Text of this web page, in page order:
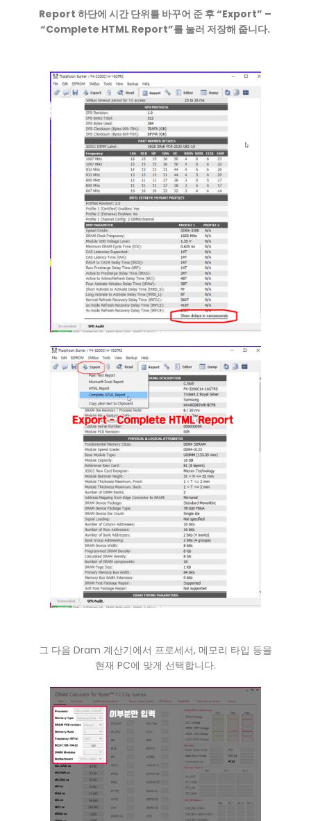
Report 하단에 시간 단위를 바꾸어 준 후 “Export” –
“Complete HTML Report”를 눌러 저장해 줍니다.
그 다음 Dram 계산기에서 프로세서, 메모리 타입 등을
현재 PC에 맞게 선택합니다.